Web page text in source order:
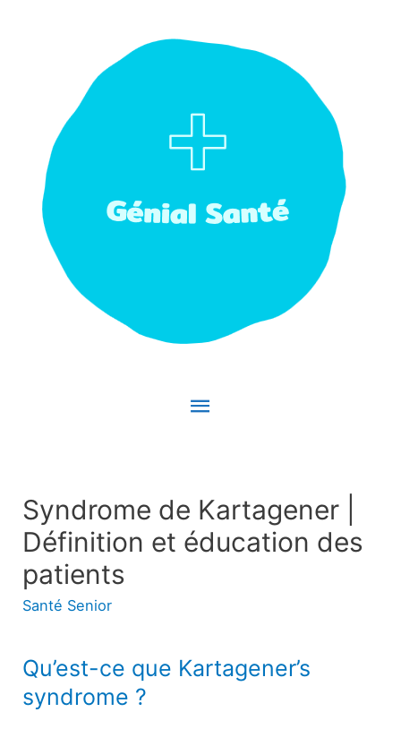
Menu
Syndrome de Kartagener |
Définition et éducation des
patients
Santé Senior
Qu’est-ce que Kartagener’s
syndrome ?